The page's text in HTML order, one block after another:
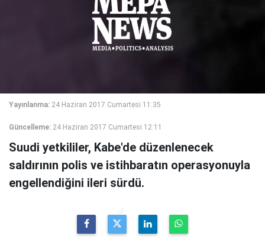
Yayınlanma: 24 Haziran 2017 Cumartesi 11:35
Güncelleme: 24 Haziran 2017 Cumartesi 12:11
Suudi yetkililer, Kabe'de düzenlenecek
saldırının polis ve istihbaratın operasyonuyla
engellendiğini ileri sürdü.